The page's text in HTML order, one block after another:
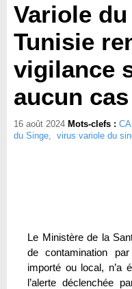
Variole
Tunisie
vigilance
aucun
16 août 2024 Mots-clefs :
du Singe, virus variole du
Le Ministère de la
de contamination
importé ou local, n’a
l’alerte déclenchée